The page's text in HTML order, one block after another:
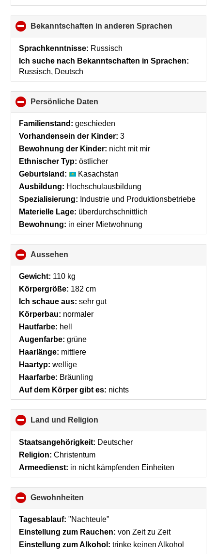
Bekanntschaften in anderen Sprachen
to
Sprachkenntnisse: Russisch
Ich suche nach Bekanntschaften in Sprachen:
Russisch, Deutsch
Persönliche Daten
to
collapse
Familienstand: geschieden
Vorhandensein der Kinder: 3
Bewohnung der Kinder: nicht mit mir
Ethnischer Typ: östlicher
Geburtsland:
Kasachstan
Ausbildung: Hochschulausbildung
Spezialisierung: Industrie und Produktionsbetriebe
Materielle Lage: überdurchschnittlich
Bewohnung: in einer Mietwohnung
Aussehen
to
collapse
Gewicht: 110 kg
Körpergröße: 182 cm
Ich schaue aus: sehr gut
Körperbau: normaler
Hautfarbe: hell
Augenfarbe: grüne
Haarlänge: mittlere
Haartyp: wellige
Haarfarbe: Bräunling
Auf dem Körper gibt es: nichts
Land und Religion
to
collapse
Staatsangehörigkeit: Deutscher
Religion: Christentum
Armeedienst: in nicht kämpfenden Einheiten
Gewohnheiten
to
collapse
Tagesablauf: "Nachteule"
Einstellung zum Rauchen: von Zeit zu Zeit
Einstellung zum Alkohol: trinke keinen Alkohol